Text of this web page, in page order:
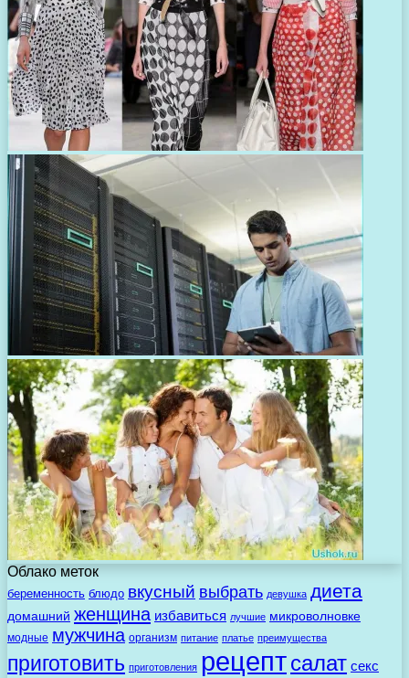
Облако меток
беременность блюдо вкусный выбрать девушка диета
домашний женщина избавиться лучшие микроволновке
модные мужчина организм питание платье преимущества
приготовить приготовления рецептсалат секс